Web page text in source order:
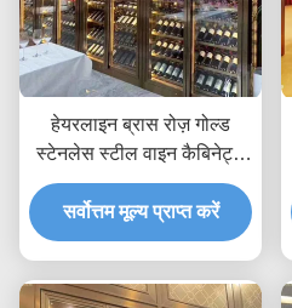
हेयरलाइन ब्रास रोज़ गोल्ड
स्टेनलेस स्टील वाइन कैबिनेट्स
फ्रिज 300 मिमी से 500 मिमी
गहराई:
सर्वोत्तम मूल्य प्राप्त करें